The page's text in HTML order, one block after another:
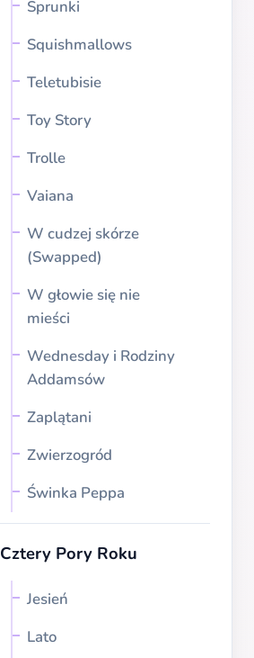
Sprunki
Squishmallows
Teletubisie
Toy Story
Trolle
Vaiana
W cudzej skórze
(Swapped)
W głowie się nie
mieści
Wednesday i Rodziny
Addamsów
Zaplątani
Zwierzogród
Świnka Peppa
Cztery Pory Roku
Jesień
Lato